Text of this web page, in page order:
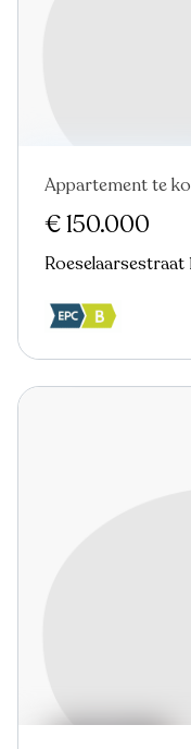
Appartement te
€ 150.000